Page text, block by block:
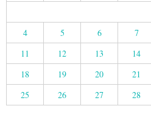
4
5 6 7
11
12 13 14
18
19 20 21
25
26 27 28